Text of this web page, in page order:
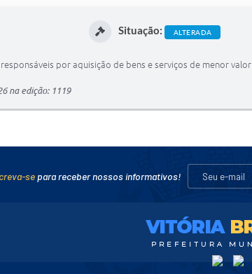
Situação: ALTERADA
por aquisição de bens e serviços de menor valor
na edição: 1119
se para receber nossos informativos!